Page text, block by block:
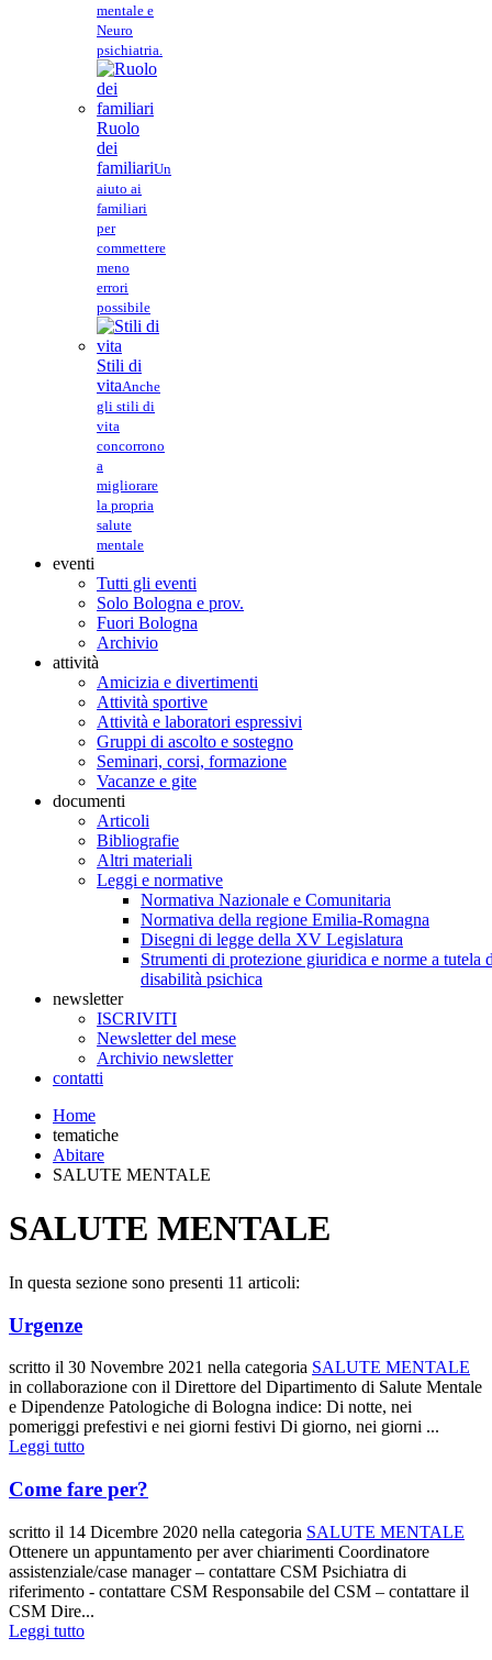
mentale e
Neuro
psichiatria.
Ruolo
dei
familiariUn
aiuto ai
familiari
per
commettere
meno
errori
possibile
Stili di
vitaAnche
gli stili di
vita
concorrono
a
migliorare
la propria
salute
mentale
eventi
Tutti gli eventi
Solo Bologna e prov.
Fuori Bologna
Archivio
attività
Amicizia e divertimenti
Attività sportive
Attività e laboratori espressivi
Gruppi di ascolto e sostegno
Seminari, corsi, formazione
Vacanze e gite
documenti
Articoli
Bibliografie
Altri materiali
Leggi e normative
Normativa Nazionale e Comunitaria
Normativa della regione Emilia-Romagna
Disegni di legge della XV Legislatura
Strumenti di protezione giuridica e norme a tutela
disabilità psichica
newsletter
ISCRIVITI
Newsletter del mese
Archivio newsletter
contatti
Home
tematiche
Abitare
SALUTE MENTALE
SALUTE MENTALE
In questa sezione sono presenti 11 articoli:
Urgenze
scritto il 30 Novembre 2021 nella categoria SALUTE MENTALE
in collaborazione con il Direttore del Dipartimento di Salute Mentale
e Dipendenze Patologiche di Bologna indice: Di notte, nei
pomeriggi prefestivi e nei giorni festivi Di giorno, nei giorni ...
Leggi tutto
Come fare per?
scritto il 14 Dicembre 2020 nella categoria SALUTE MENTALE
Ottenere un appuntamento per aver chiarimenti Coordinatore
assistenziale/case manager – contattare CSM Psichiatra di
riferimento - contattare CSM Responsabile del CSM – contattare il
CSM Dire...
Leggi tutto